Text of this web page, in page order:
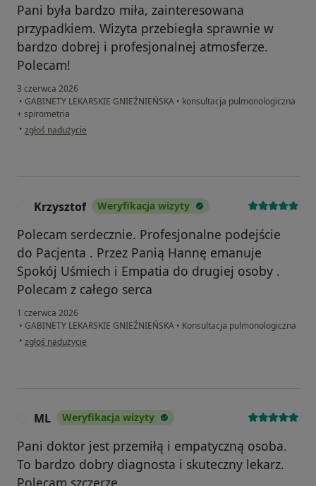
Pani była bardzo miła, zainteresowana
przypadkiem. Wizyta przebiegła sprawnie w
bardzo dobrej i profesjonalnej atmosferze.
Polecam!
3 czerwca 2026
• GABINETY LEKARSKIE GNIEŹNIEŃSKA • konsultacja pulmonologiczna
+ spirometria
• w opinii użytkownika Jakub
zgłoś nadużycie
Krzysztof Weryfikacja wizyty
Polecam serdecznie. Profesjonalne podejście
do Pacjenta . Przez Panią Hannę emanuje
Spokój Uśmiech i Empatia do drugiej osoby .
Polecam z całego serca
1 czerwca 2026
• GABINETY LEKARSKIE GNIEŹNIEŃSKA • Konsultacja pulmonologiczna
• w opinii użytkownika Krzysztof
zgłoś nadużycie
ML Weryfikacja wizyty
Pani doktor jest przemiłą i empatyczną osoba.
To bardzo dobry diagnosta i skuteczny lekarz.
Polecam szczerze.